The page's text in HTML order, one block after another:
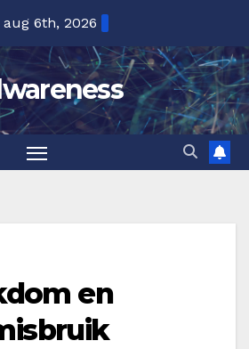
aug 6th, 2026
en